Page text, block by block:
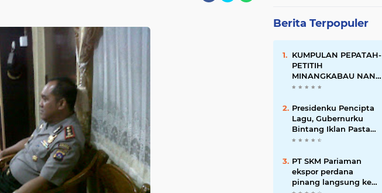
Berita Terpopuler
KUMPULAN PEPATAH-
PETITIH
MINANGKABAU NAN
ELOK
Presidenku Pencipta
Lagu, Gubernurku
Bintang Iklan Pasta
Gigi
PT SKM Pariaman
ekspor perdana
pinang langsung ke